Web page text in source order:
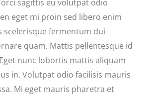
sagittis eu volutpat odio
eget mi proin sed libero enim
scelerisque fermentum dui
quam. Mattis pellentesque id
nunc lobortis mattis aliquam
in. Volutpat odio facilisis mauris
Mi eget mauris pharetra et